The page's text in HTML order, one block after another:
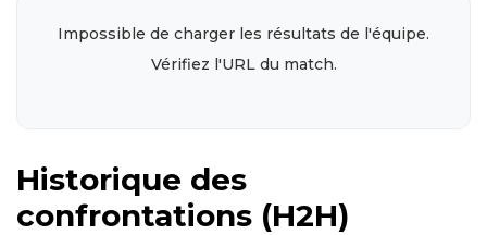
Impossible de charger les résultats de l'équipe.
Vérifiez l'URL du match.
Historique des
confrontations (H2H)